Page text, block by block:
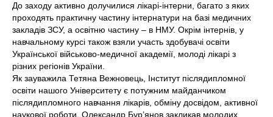
До заходу активно долучилися лікарі-інтерни, багато з яких
проходять практичну частину інтернатури на базі медичних
закладів ЗСУ, а освітню частину – в НМУ. Окрім інтернів, у
навчальному курсі також взяли участь здобувачі освіти
Української військово-медичної академії, молоді лікарі з
різних регіонів України.
Як зауважила Тетяна Вежновець, Інститут післядипломної
освіти нашого Університету є потужним майданчиком
післядипломного навчання лікарів, обміну досвідом, активної
наукової роботи. Олександр Бур’янов закликав молодих